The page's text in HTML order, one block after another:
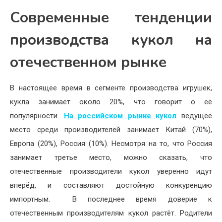
Современные тенденции
производства кукол на
отечественном рынке
В настоящее время в сегменте производства игрушек,
кукла занимает около 20%, что говорит о её
популярности. На российском рынке кукол ведущее
место среди производителей занимает Китай (70%),
Европа (20%), Россия (10%). Несмотря на то, что Россия
занимает третье место, можно сказать, что
отечественные производители кукол уверенно идут
вперёд, и составляют достойную конкуренцию
импортным. В последнее время доверие к
отечественным производителям кукол растёт. Родители